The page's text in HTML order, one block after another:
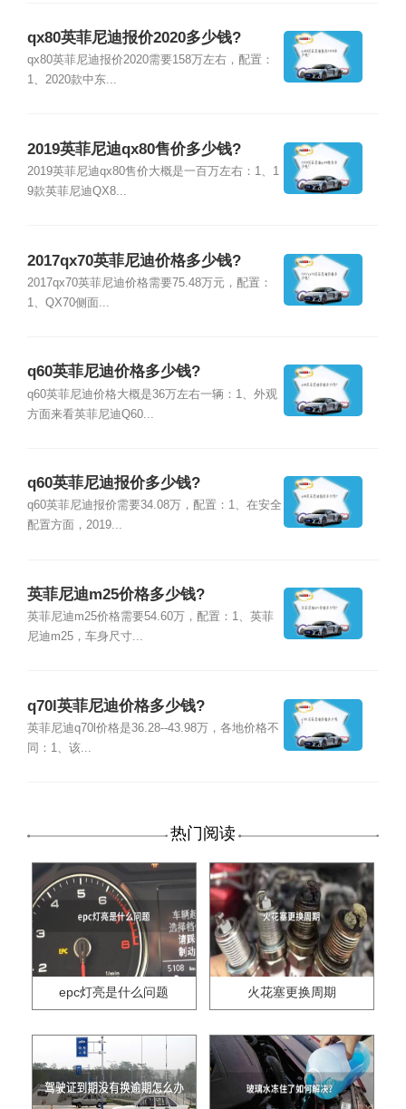
qx80英菲尼迪报价2020多少钱?
qx80英菲尼迪报价2020需要158万左右，配置：
1、2020款中东...
2019英菲尼迪qx80售价多少钱?
2019英菲尼迪qx80售价大概是一百万左右：1、1
9款英菲尼迪QX8...
2017qx70英菲尼迪价格多少钱?
2017qx70英菲尼迪价格需要75.48万元，配置：
1、QX70侧面...
q60英菲尼迪价格多少钱?
q60英菲尼迪价格大概是36万左右一辆：1、外观
方面来看英菲尼迪Q60...
q60英菲尼迪报价多少钱?
q60英菲尼迪报价需要34.08万，配置：1、在安全
配置方面，2019...
英菲尼迪m25价格多少钱?
英菲尼迪m25价格需要54.60万，配置：1、英菲
尼迪m25，车身尺寸...
q70l英菲尼迪价格多少钱?
英菲尼迪q70l价格是36.28--43.98万，各地价格不
同：1、该...
热门阅读
epc灯亮是什么问题 火花塞更换周期